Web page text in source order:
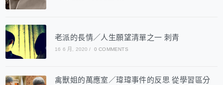
老派的長情／人生願望清單之一 刺青
16 6 月, 2020 / 0 COMMENTS
禽獸姐的萬應室／瑋瑋事件的反思 從學習區分